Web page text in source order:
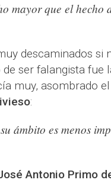
mayor que el hecho
descaminados si
ser falangista fue
muy, asombrado
:
ámbito es menos
Antonio Primo